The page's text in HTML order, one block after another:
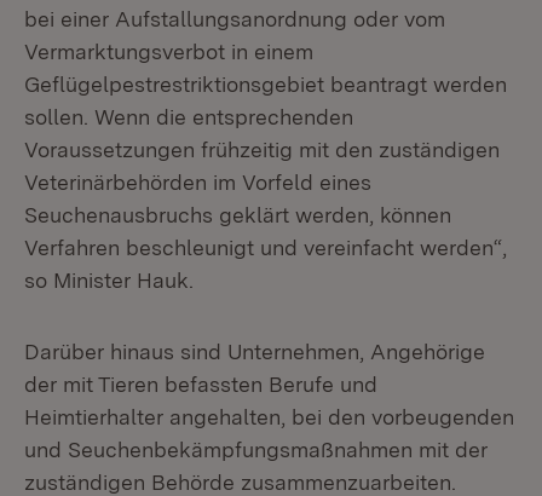
bei einer Aufstallungsanordnung oder vom
Vermarktungsverbot in einem
Geflügelpestrestriktionsgebiet beantragt werden
sollen. Wenn die entsprechenden
Voraussetzungen frühzeitig mit den zuständigen
Veterinärbehörden im Vorfeld eines
Seuchenausbruchs geklärt werden, können
Verfahren beschleunigt und vereinfacht werden“,
so Minister Hauk.
Darüber hinaus sind Unternehmen, Angehörige
der mit Tieren befassten Berufe und
Heimtierhalter angehalten, bei den vorbeugenden
und Seuchenbekämpfungsmaßnahmen mit der
zuständigen Behörde zusammenzuarbeiten.